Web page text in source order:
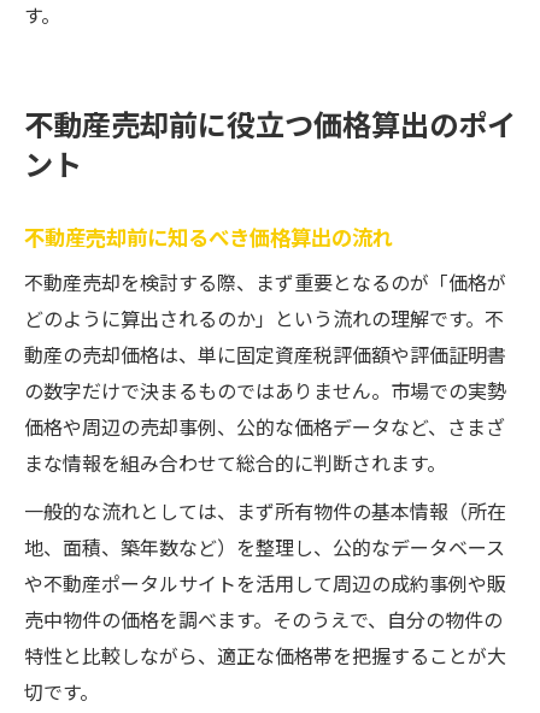
す。
不動産売却前に役立つ価格算出のポイ
ント
不動産売却前に知るべき価格算出の流れ
不動産売却を検討する際、まず重要となるのが「価格が
どのように算出されるのか」という流れの理解です。不
動産の売却価格は、単に固定資産税評価額や評価証明書
の数字だけで決まるものではありません。市場での実勢
価格や周辺の売却事例、公的な価格データなど、さまざ
まな情報を組み合わせて総合的に判断されます。
一般的な流れとしては、まず所有物件の基本情報（所在
地、面積、築年数など）を整理し、公的なデータベース
や不動産ポータルサイトを活用して周辺の成約事例や販
売中物件の価格を調べます。そのうえで、自分の物件の
特性と比較しながら、適正な価格帯を把握することが大
切です。